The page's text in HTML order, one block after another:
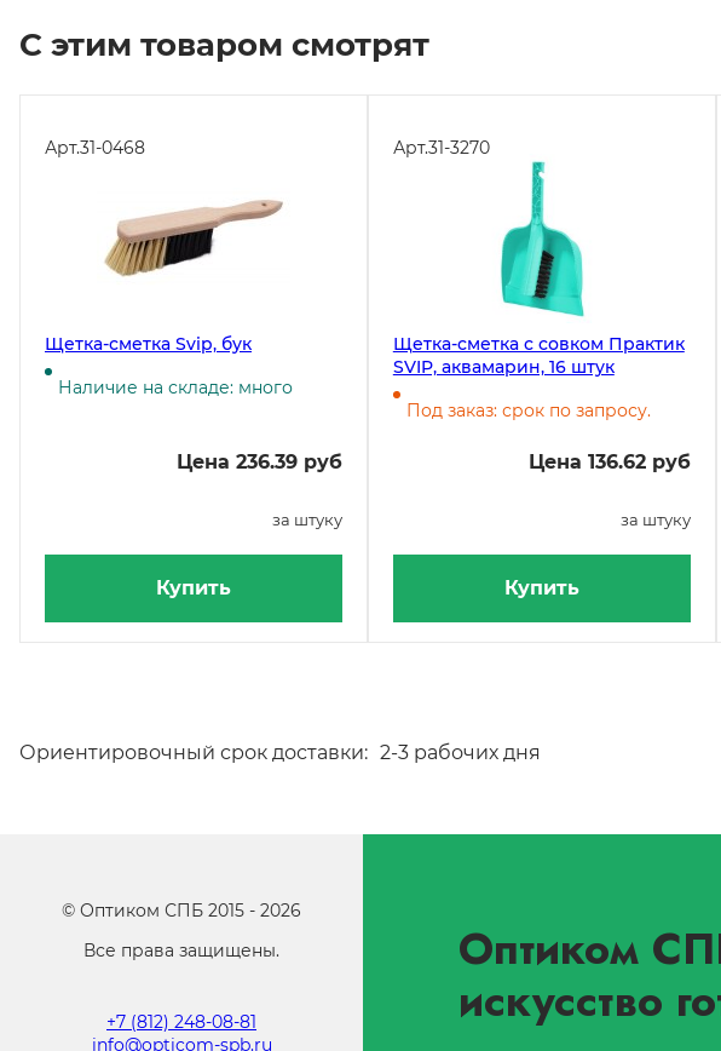
С этим товаром смотрят
Арт.31-0468
Щетка-сметка Svip, бук
Наличие на складе: много
Цена 236.39 руб
за штуку
Купить
Арт.31-3270
Щетка-сметка с совком Практик
SVIP, аквамарин, 16 штук
Под заказ: срок по запросу.
Цена 136.62 руб
за штуку
Купить
Ориентировочный срок доставки: 2-3 рабочих дня
© Оптиком СПБ 2015 - 2026
Все права защищены.
+7 (812) 248-08-81
info@opticom-spb.ru
Оптиком
искусство